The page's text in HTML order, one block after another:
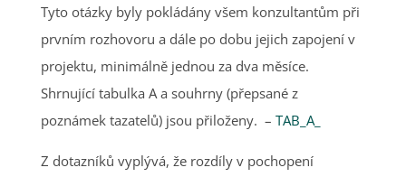
Tyto otázky byly pokládány všem konzultantům při
prvním rozhovoru a dále po dobu jejich zapojení v
projektu, minimálně jednou za dva měsíce.
Shrnující tabulka A a souhrny (přepsané z
poznámek tazatelů) jsou přiloženy. – TAB_A_
Z dotazníků vyplývá, že rozdíly v pochopení